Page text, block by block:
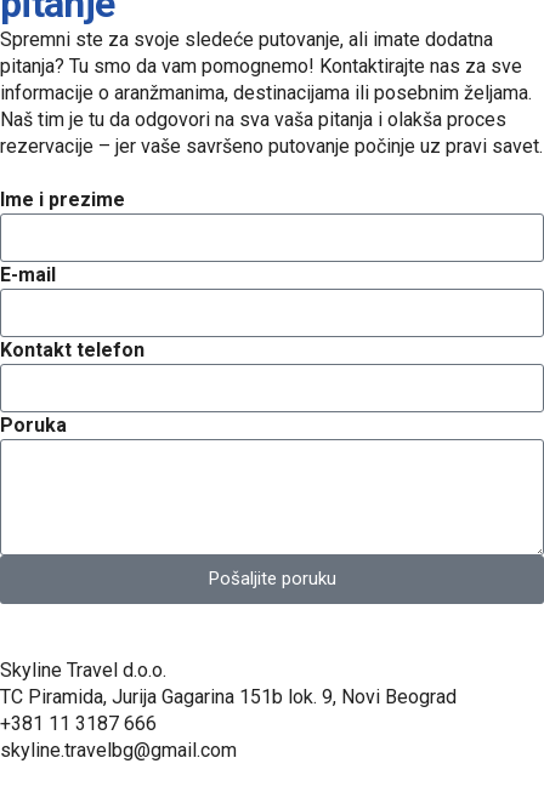
Spremni ste za svoje sledeće putovanje, ali imate dodatna
pitanja? Tu smo da vam pomognemo! Kontaktirajte nas za sve
informacije o aranžmanima, destinacijama ili posebnim željama.
Naš tim je tu da odgovori na sva vaša pitanja i olakša proces
rezervacije – jer vaše savršeno putovanje počinje uz pravi savet.
Ime i prezime
E-mail
Kontakt telefon
Poruka
Pošaljite poruku
Skyline Travel d.o.o.
TC Piramida, Jurija Gagarina 151b lok. 9, Novi Beograd
+381 11 3187 666
skyline.travelbg@gmail.com